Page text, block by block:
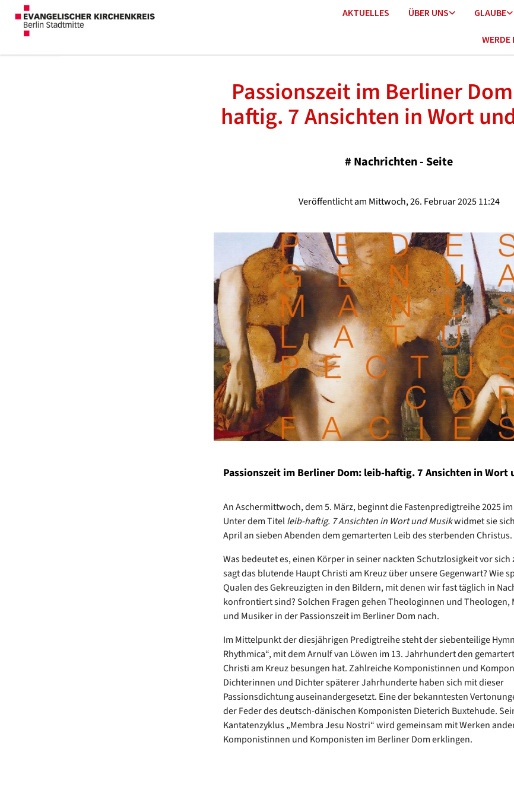
AKTUELLES ÜBER UNS GLAUBE
Passionszeit im Berliner
haftig. 7 Ansichten in Wort
# Nachrichten - Seite
Veröffentlicht am Mittwoch, 26. Februar 2025 11:24
Passionszeit im Berliner Dom: leib-haftig. 7 Ansichten in Wort
An Aschermittwoch, dem 5. März, beginnt die Fastenpredigtreihe 2025
Unter dem Titel leib-haftig. 7 Ansichten in Wort und Musikwidmet sie
April an sieben Abenden dem gemarterten Leib des sterbenden Christus.
Was bedeutet es, einen Körper in seiner nackten Schutzlosigkeit vor sich
sagt das blutende Haupt Christi am Kreuz über unsere Gegenwart? Wie
Qualen des Gekreuzigten in den Bildern, mit denen wir fast täglich in
konfrontiert sind? Solchen Fragen gehen Theologinnen und Theologen,
und Musiker in der Passionszeit im Berliner Dom nach.
Im Mittelpunkt der diesjährigen Predigtreihe steht der siebenteilige
Rhythmica“, mit dem Arnulf van Löwen im 13. Jahrhundert den
Christi am Kreuz besungen hat. Zahlreiche Komponistinnen und
Dichterinnen und Dichter späterer Jahrhunderte haben sich mit dieser
Passionsdichtung auseinandergesetzt. Eine der bekanntesten
der Feder des deutsch-dänischen Komponisten Dieterich Buxtehude.
Kantatenzyklus „Membra Jesu Nostri“ wird gemeinsam mit Werken
Komponistinnen und Komponisten im Berliner Dom erklingen.